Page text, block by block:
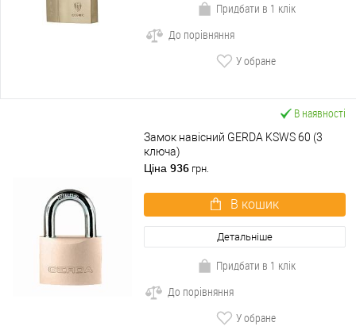
Придбати в 1 клік
До порівняння
У обране
В наявності
Замок навісний GERDA KSWS 60 (3
ключа)
Ціна 936 грн.
В кошик
Детальніше
Придбати в 1 клік
До порівняння
У обране